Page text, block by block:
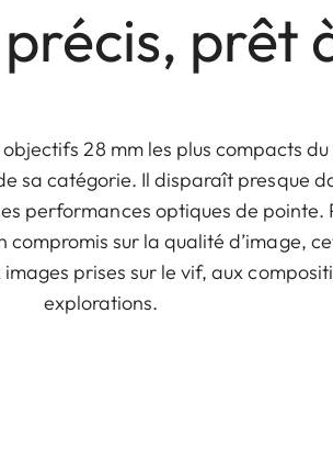
prêt
objectifs 28 mm les plus compacts
sa catégorie. Il disparaît presque
performances optiques de pointe.
sur la qualité d’image,
prises sur le vif, aux
explorations.